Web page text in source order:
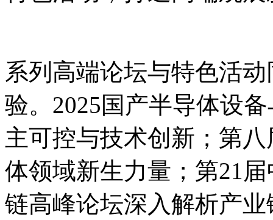
系列高端论坛与特色活
验。2025国产半导体设
主可控与技术创新；第
体领域新生力量；第21
链高峰论坛深入解析产